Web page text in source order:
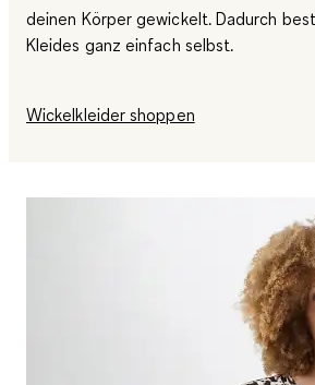
deinen Körper gewickelt. Dadurch
Kleides ganz einfach selbst.
Wickelkleider shoppen